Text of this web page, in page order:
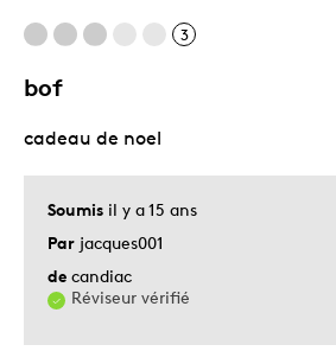
3
bof
Soumis il y a 15 ans
Par jacques001
de candiac
Réviseur vérifié
cadeau de noel